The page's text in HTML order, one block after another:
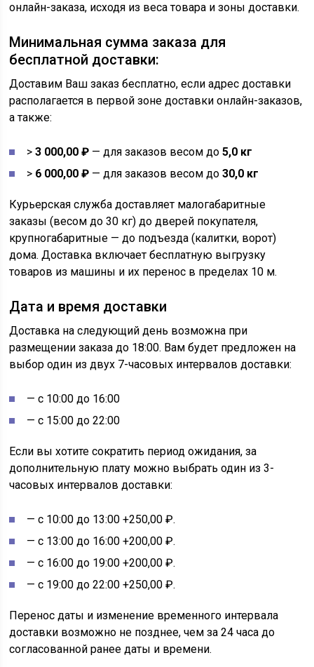
онлайн-заказа, исходя из веса товара и зоны доставки.
Минимальная сумма заказа для
бесплатной доставки:
Доставим Ваш заказ бесплатно, если адрес доставки
располагается в первой зоне доставки онлайн-заказов,
а также:
>3 000,00 ₽ — для заказов весом до5,0 кг
> 6 000,00 ₽ — для заказов весом до30,0 кг
Курьерская служба доставляет малогабаритные
заказы (весом до 30 кг) до дверей покупателя,
крупногабаритные — до подъезда (калитки, ворот)
дома. Доставка включает бесплатную выгрузку
товаров из машины и их перенос в пределах 10 м.
Дата и время доставки
Доставка на следующий день возможна при
размещении заказа до 18:00. Вам будет предложен на
выбор один из двух 7-часовых интервалов доставки:
— с 10:00 до 16:00
— с 15:00 до 22:00
Если вы хотите сократить период ожидания, за
дополнительную плату можно выбрать один из 3-
часовых интервалов доставки:
— с 10:00 до 13:00 +250,00 ₽.
— с 13:00 до 16:00 +200,00 ₽.
— с 16:00 до 19:00 +200,00 ₽.
— с 19:00 до 22:00 +250,00 ₽.
Перенос даты и изменение временного интервала
доставки возможно не позднее, чем за 24 часа до
согласованной ранее даты и времени.